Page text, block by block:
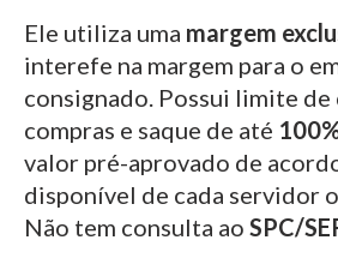
Ele utiliza uma margem
interefe na margem para o
consignado. Possui limite
compras e saque de até
valor pré-aprovado de
disponível de cada servidor
Não tem consulta ao SPC/